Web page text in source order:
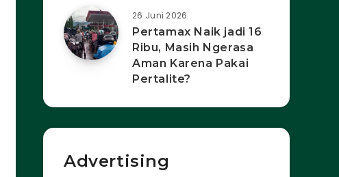
26 Juni 2026
Pertamax Naik jadi 16
Ribu, Masih Ngerasa
Aman Karena Pakai
Pertalite?
Advertising